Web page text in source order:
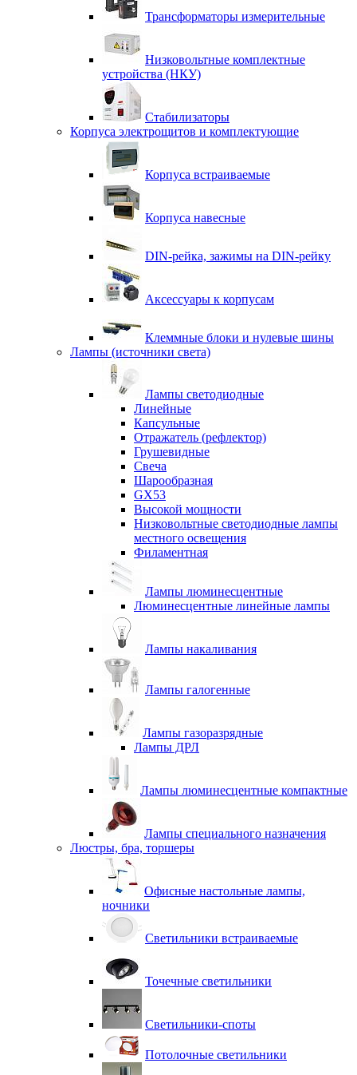
Трансформаторы измерительные
Низковольтные комплектные
устройства (НКУ)
Стабилизаторы
Корпуса электрощитов и комплектующие
Корпуса встраиваемые
Корпуса навесные
DIN-рейка, зажимы на DIN-рейку
Аксессуары к корпусам
Клеммные блоки и нулевые шины
Лампы (источники света)
Лампы светодиодные
Линейные
Капсульные
Отражатель (рефлектор)
Грушевидные
Свеча
Шарообразная
GX53
Высокой мощности
Низковольтные светодиодные лампы
местного освещения
Филаментная
Лампы люминесцентные
Люминесцентные линейные лампы
Лампы накаливания
Лампы галогенные
Лампы газоразрядные
Лампы ДРЛ
Лампы люминесцентные компактные
Лампы специального назначения
Люстры, бра, торшеры
Офисные настольные лампы,
ночники
Светильники встраиваемые
Точечные светильники
Светильники-споты
Потолочные светильники